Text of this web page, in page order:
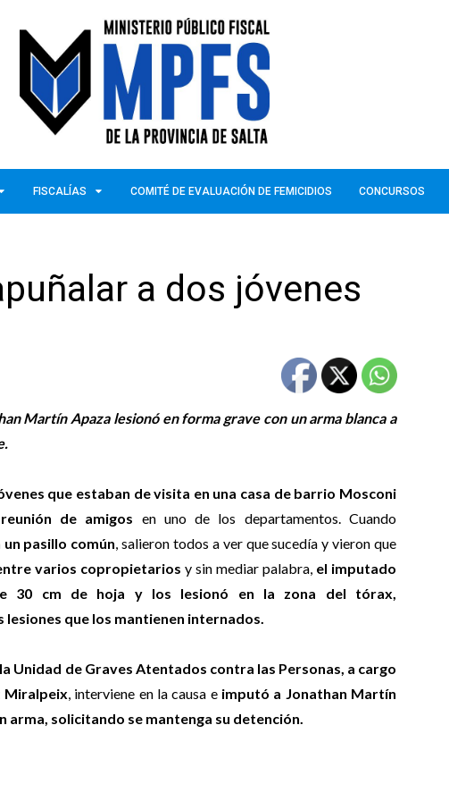
FISCALÍAS COMITÉ DE EVALUACIÓN DE FEMICIDIOS CONCURSOS
a dos jóvenes
Martín Apaza lesionó en forma grave con un arma blanca a
que estaban de visita en una casa de barrio Mosconi
reunión de amigos en uno de los departamentos. Cuando
pasillo común , salieron todos a ver que sucedía y vieron que
varios copropietarios y sin mediar palabra, el imputado
30 cm de hoja y los lesionó en la zona del tórax,
que los mantienen internados.
Unidad de Graves Atentados contra las Personas, a cargo
Miralpeix , interviene en la causa eimputó a Jonathan Martín
solicitando se mantenga su detención.